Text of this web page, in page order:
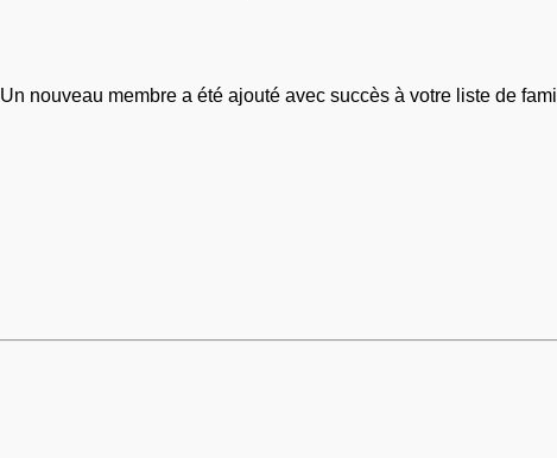
Un nouveau membre a été ajouté avec succès à votre liste de